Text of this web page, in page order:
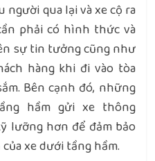
người qua lại và xe cộ ra
phải có hình thức và
sự tin tưởng cũng như
hàng khi đi vào tòa
Bên cạnh đó, những
hầm gửi xe thông
lưỡng hơn để đảm bảo
xe dưới tầng hầm.